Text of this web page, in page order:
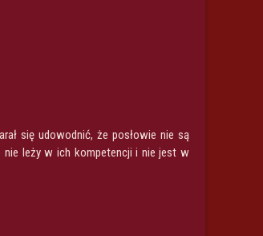
się udowodnić, że posłowie nie są
nie leży w ich kompetencji i nie jest w